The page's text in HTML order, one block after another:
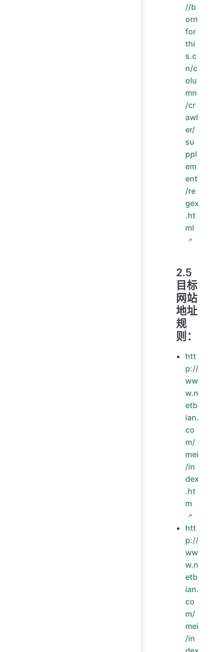
//b
orn
for
thi
s.c
n/c
olu
mn
/cr
awl
er/
su
ppl
em
ent
/re
gex
.ht
ml
2.5
目标
网站
地址
规
则：
htt
p://
ww
w.n
etb
ian.
co
m/
mei
/in
dex
.ht
m
htt
p://
ww
w.n
etb
ian.
co
m/
mei
/in